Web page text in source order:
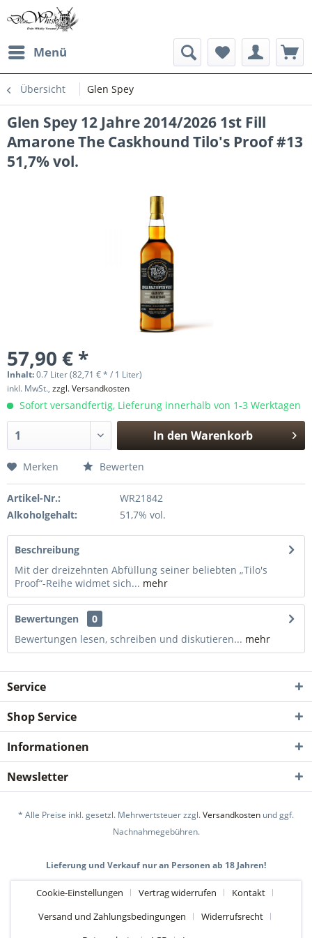
Menü
Übersicht Glen Spey
Glen Spey 12 Jahre 2014/2026 1st Fill
Amarone The Caskhound Tilo's Proof #13
51,7% vol.
57,90 € *
Inhalt:0.7 Liter (82,71 € * / 1 Liter)
inkl. MwSt., zzgl. Versandkosten
Sofort versandfertig, Lieferung innerhalb von 1-3 Werktagen
In den Warenkorb
Merken Bewerten
Artikel-Nr.:
WR21842
Alkoholgehalt:
51,7% vol.
Beschreibung
Mit der dreizehnten Abfüllung seiner beliebten „Tilo's
Proof“-Reihe widmet sich... mehr
Bewertungen
0
Bewertungen lesen, schreiben und diskutieren... mehr
Service
Shop Service
Informationen
Newsletter
* Alle Preise inkl. gesetzl. Mehrwertsteuer zzgl.Versandkosten und ggf.
Nachnahmegebühren.
Lieferung und Verkauf nur an Personen ab 18 Jahren!
Cookie-Einstellungen Vertrag widerrufen
Kontakt
Versand und Zahlungsbedingungen
Widerrufsrecht